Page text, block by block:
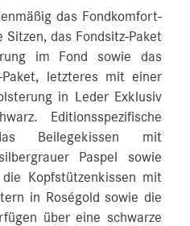
das Fondkomfort-
Sitzen, das Fondsitz-Paket
im Fond sowie das
Paket, letzteres mit einer
in Leder Exklusiv
Editionsspezifische
Beilegekissen mit
Paspel sowie
Kopfstützenkissen mit
in Roségold sowie die
über eine schwarze